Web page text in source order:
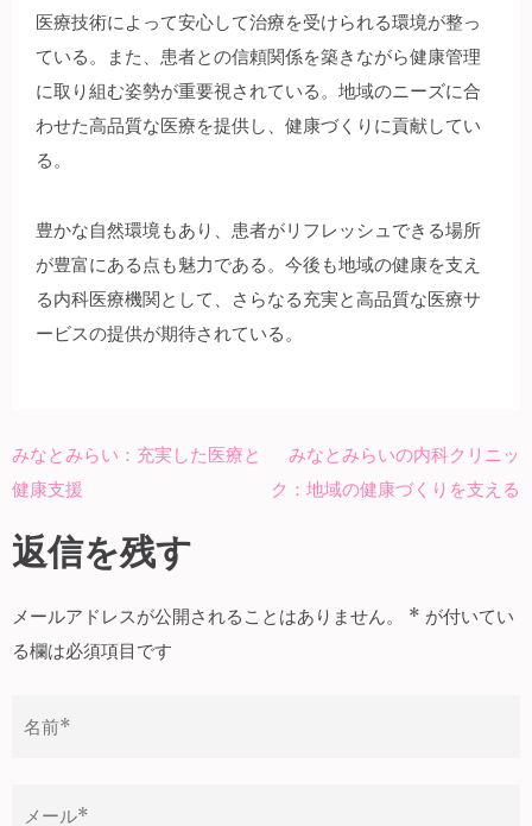
医療技術によって安心して治療を受けられる環境が整っ
ている。また、患者との信頼関係を築きながら健康管理
に取り組む姿勢が重要視されている。地域のニーズに合
わせた高品質な医療を提供し、健康づくりに貢献してい
る。
豊かな自然環境もあり、患者がリフレッシュできる場所
が豊富にある点も魅力である。今後も地域の健康を支え
る内科医療機関として、さらなる充実と高品質な医療サ
ービスの提供が期待されている。
投
ナ
ビ
ゲ
ー
ョ
みなとみらい：充実した医療と
健康支援
みなとみらいの内科クリニッ
ク：地域の健康づくりを支える
返信を残す
メールアドレスが公開されることはありません。 * が付いてい
る欄は必須項目です